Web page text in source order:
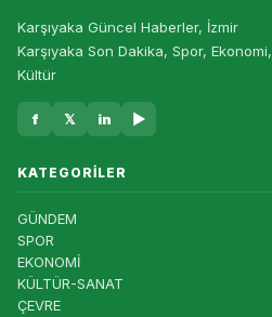
Karşıyaka Güncel Haberler, İzmir
Karşıyaka Son Dakika, Spor, Ekonomi,
Kültür
f 𝕏 in ▶
KATEGORILER
GÜNDEM
SPOR
EKONOMİ
KÜLTÜR-SANAT
ÇEVRE